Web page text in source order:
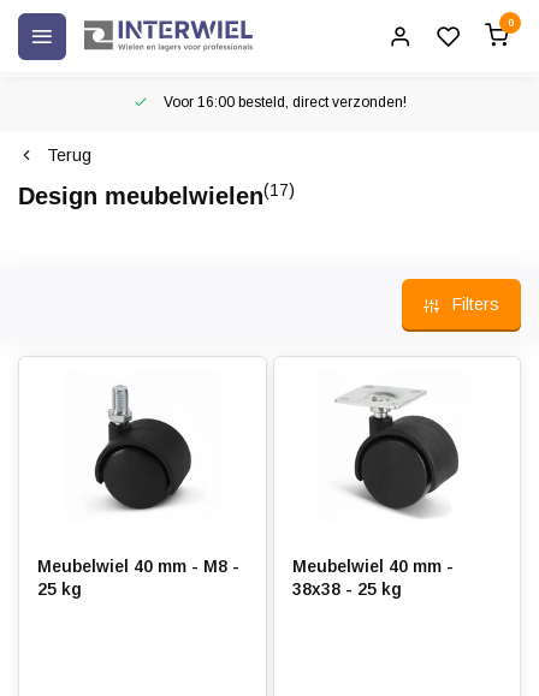
0
Voor 16:00 besteld, direct verzonden!
Terug
Design meubelwielen(17)
Filters
Meubelwiel 40 mm - M8 -
25 kg
Meubelwiel 40 mm -
38x38 - 25 kg